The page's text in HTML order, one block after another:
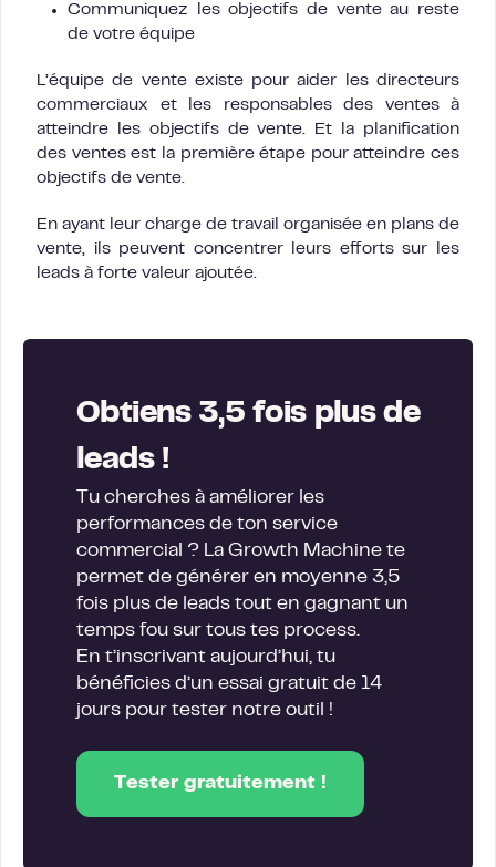
Communiquez les objectifs de vente au reste
de votre équipe
L’équipe de vente existe pour aider les directeurs
commerciaux et les responsables des ventes à
atteindre les objectifs de vente. Et la planification
des ventes est la première étape pour atteindre ces
objectifs de vente.
En ayant leur charge de travail organisée en plans de
vente, ils peuvent concentrer leurs efforts sur les
leads à forte valeur ajoutée.
Obtiens 3,5 fois plus de
leads !
Tu cherches à améliorer les
performances de ton service
commercial ? La Growth Machine te
permet de générer en moyenne 3,5
fois plus de leads tout en gagnant un
temps fou sur tous tes process.
En t’inscrivant aujourd’hui, tu
bénéficies d’un essai gratuit de 14
jours pour tester notre outil !
Tester gratuitement !